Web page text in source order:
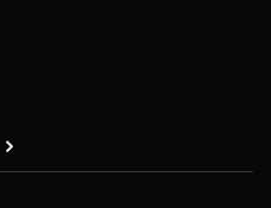
cu luxul / AutoBlog.MD